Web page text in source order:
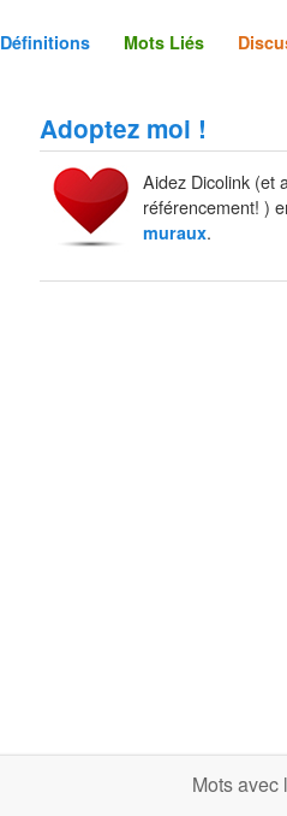
Définitions Mots Liés
Adoptez moi !
Aidez Dicolink (et
référencement! )
muraux.
Mots